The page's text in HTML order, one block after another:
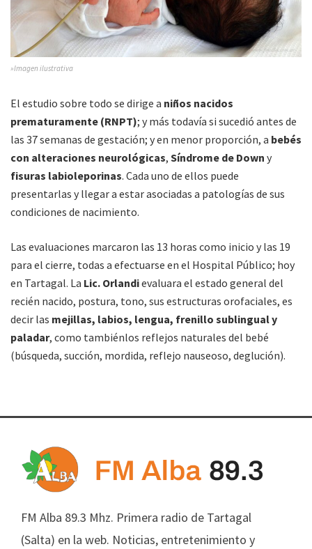
»Imagen ilustrativa
El estudio sobre todo se dirige a niños nacidos
prematuramente (RNPT); y más todavía si sucedió antes de
las 37 semanas de gestación; y en menor proporción, a bebés
con alteraciones neurológicas, Síndrome de Down y
fisuras labioleporinas. Cada uno de ellos puede
presentarlas y llegar a estar asociadas a patologías de sus
condiciones de nacimiento.
Las evaluaciones marcaron las 13 horas como inicio y las 19
para el cierre, todas a efectuarse en el Hospital Público; hoy
en Tartagal. La Lic. Orlandievaluara el estado general del
recién nacido, postura, tono, sus estructuras orofaciales, es
decir las mejillas, labios, lengua, frenillo sublingual y
paladar, como tambiénlos reflejos naturales del bebé
(búsqueda, succión, mordida, reflejo nauseoso, deglución).
FM Alba 89.3 Mhz. Primera radio de Tartagal
(Salta) en la web. Noticias, entretenimiento y